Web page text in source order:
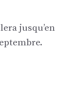
jusqu’en